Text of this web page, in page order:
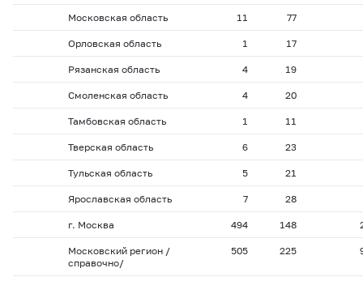
Московская область 11 77
Орловская область 1 17
Рязанская область 4 19
Смоленская область 4 20
Тамбовская область 1 11
Тверская область 6 23
Тульская область 5 21
Ярославская область 7 28
г. Москва 494 148
Московский регион /
справочно/
505 225